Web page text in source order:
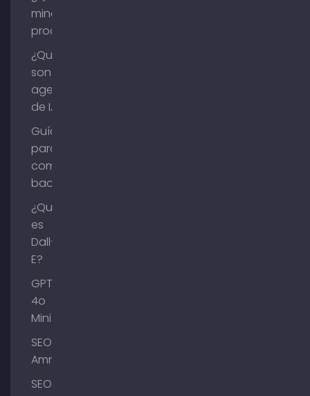
minería de
procesos?
¿Qué
son los
agentes
de IA?
Guía
para
comprar
backlinks
¿Qué
es
Dall-
E?
GPT-
4o
Mini
SEO
Ammersee
SEO